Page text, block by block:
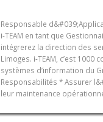
Responsable
i-TEAM en tant que
intégrerez la direction des
Limoges. i-TEAM, c’est
systèmes d’information du
Responsabilités * Assurer
leur maintenance